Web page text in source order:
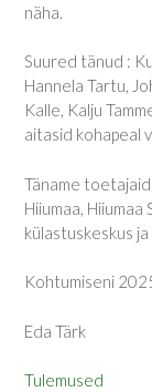
näha.
Suured tänud :
Hannela Tartu,
Kalle, Kalju
aitasid kohapeal
Täname
Hiiumaa,
külastuskeskus
Kohtumiseni
Eda Tärk
Tulemused